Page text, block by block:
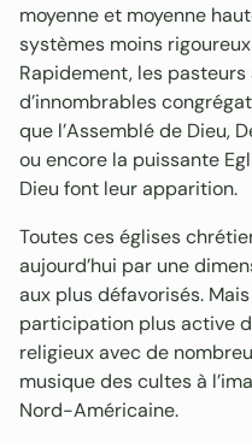
moyenne et moyenne
systèmes moins
Rapidement, les
d’innombrables
que l’Assemblé de Dieu,
ou encore la puissante
Dieu font leur apparition.
Toutes ces églises
aujourd’hui par une
aux plus défavorisés.
participation plus active
religieux avec de
musique des cultes à
Nord-Américaine.